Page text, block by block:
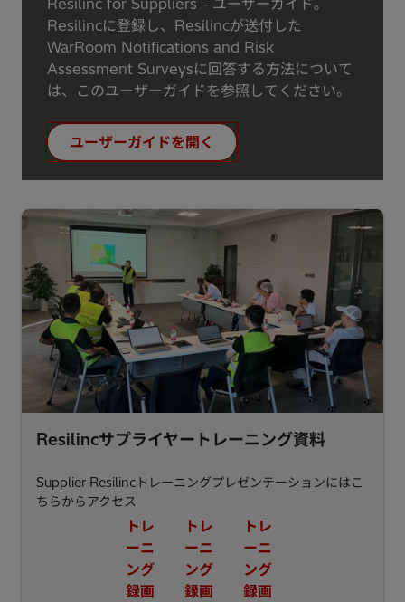
Resilincに登録し、Resilincが送付した
WarRoom Notifications and Risk
Assessment Surveysに回答する方法について
は、このユーザーガイドを参照してください。
ユーザーガイドを開く
Resilincサプライヤートレーニング資料
Supplier Resilincトレーニングプレゼンテーションにはこ
ちらからアクセス
トレ
ーニ
ング
録画
トレ
ーニ
ング
録画
トレ
ーニ
ング
録画